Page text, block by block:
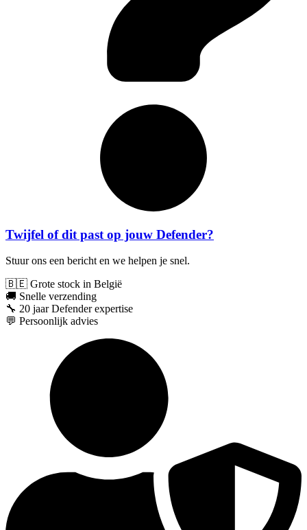
Twijfel of dit past op jouw Defender?
Stuur ons een bericht en we helpen je snel.
🇧🇪 Grote stock in België
🚚 Snelle verzending
🔧 20 jaar Defender expertise
💬 Persoonlijk advies